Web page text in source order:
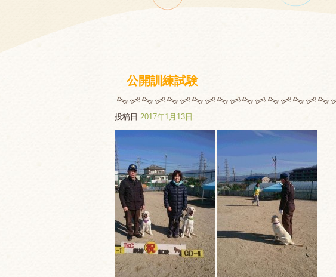
公開訓練試験
投稿日 2017年1月13日